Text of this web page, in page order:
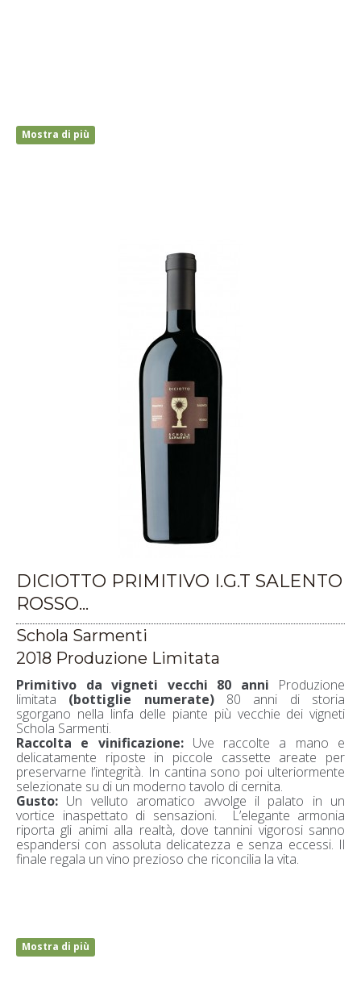
Mostra di più
DICIOTTO PRIMITIVO I.G.T SALENTO
ROSSO...
Schola Sarmenti
2018 Produzione Limitata
Primitivo da vigneti vecchi 80 anni Produzione
limitata (bottiglie numerate) 80 anni di storia
sgorgano nella linfa delle piante più vecchie dei vigneti
Schola Sarmenti.
Raccolta e vinificazione:Uve raccolte a mano e
delicatamente riposte in piccole cassette areate per
preservarne l’integrità. In cantina sono poi ulteriormente
selezionate su di un moderno tavolo di cernita.
Gusto: Un velluto aromatico avvolge il palato in un
vortice inaspettato di sensazioni. L’elegante armonia
riporta gli animi alla realtà, dove tannini vigorosi sanno
espandersi con assoluta delicatezza e senza eccessi. Il
finale regala un vino prezioso che riconcilia la vita.
Mostra di più